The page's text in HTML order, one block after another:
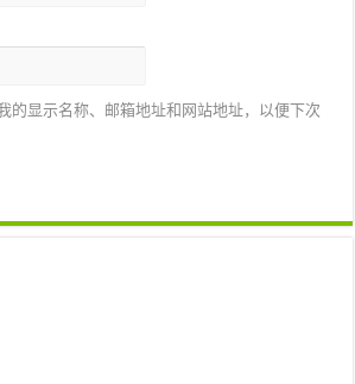
的显示名称、邮箱地址和网站地址，以便下次